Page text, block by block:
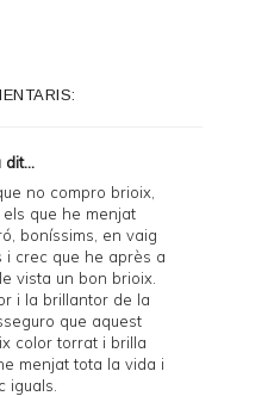
dit...
no compro brioix,
que he menjat
boníssims, en vaig
i crec que he après a
vista un bon brioix.
i la brillantor de la
que aquest
color torrat i brilla
menjat tota la vida i
iguals.